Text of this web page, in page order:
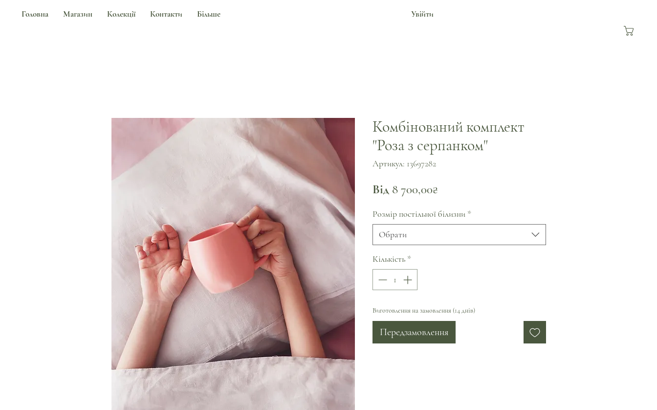
Головна Магазин Колекції Контакти Більше Увійти
Комбінований комплект
"Роза з серпанком"
Артикул: 13697282
Від 8 700,00₴
Розмір постільної білизни *
Обрати
Кількість *
Виготовлення на замовлення (14 днів)
Передзамовлення